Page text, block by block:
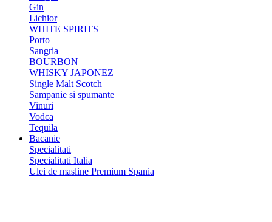
Gin
Lichior
WHITE SPIRITS
Porto
Sangria
BOURBON
WHISKY JAPONEZ
Single Malt Scotch
Sampanie si spumante
Vinuri
Vodca
Tequila
Bacanie
Specialitati
Specialitati Italia
Ulei de masline Premium Spania